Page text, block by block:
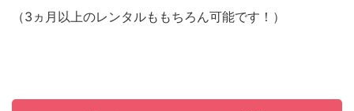
（3ヵ月以上のレンタルももちろん可能です！）